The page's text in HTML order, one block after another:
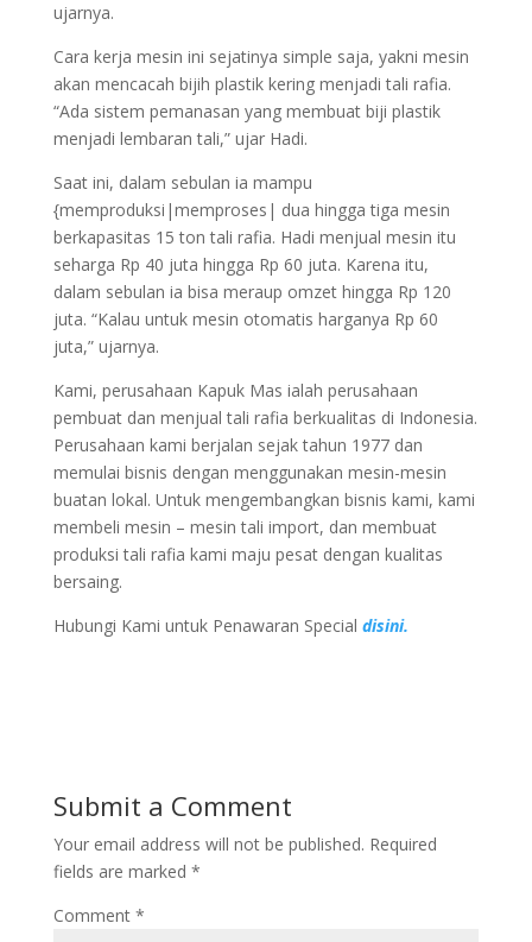
ujarnya.
Cara kerja mesin ini sejatinya simple saja, yakni mesin
akan mencacah bijih plastik kering menjadi tali rafia.
“Ada sistem pemanasan yang membuat biji plastik
menjadi lembaran tali,” ujar Hadi.
Saat ini, dalam sebulan ia mampu
{memproduksi|memproses| dua hingga tiga mesin
berkapasitas 15 ton tali rafia. Hadi menjual mesin itu
seharga Rp 40 juta hingga Rp 60 juta. Karena itu,
dalam sebulan ia bisa meraup omzet hingga Rp 120
juta. “Kalau untuk mesin otomatis harganya Rp 60
juta,” ujarnya.
Kami, perusahaan Kapuk Mas ialah perusahaan
pembuat dan menjual tali rafia berkualitas di Indonesia.
Perusahaan kami berjalan sejak tahun 1977 dan
memulai bisnis dengan menggunakan mesin-mesin
buatan lokal. Untuk mengembangkan bisnis kami, kami
membeli mesin – mesin tali import, dan membuat
produksi tali rafia kami maju pesat dengan kualitas
bersaing.
Hubungi Kami untuk Penawaran Special disini.
Submit a Comment
Your email address will not be published. Required
fields are marked *
Comment *